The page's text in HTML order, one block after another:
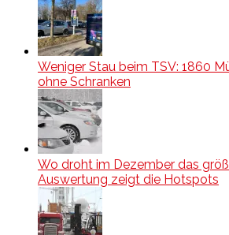
Weniger Stau beim TSV: 1860
ohne Schranken
Wo droht im Dezember das
Auswertung zeigt die Hotspots